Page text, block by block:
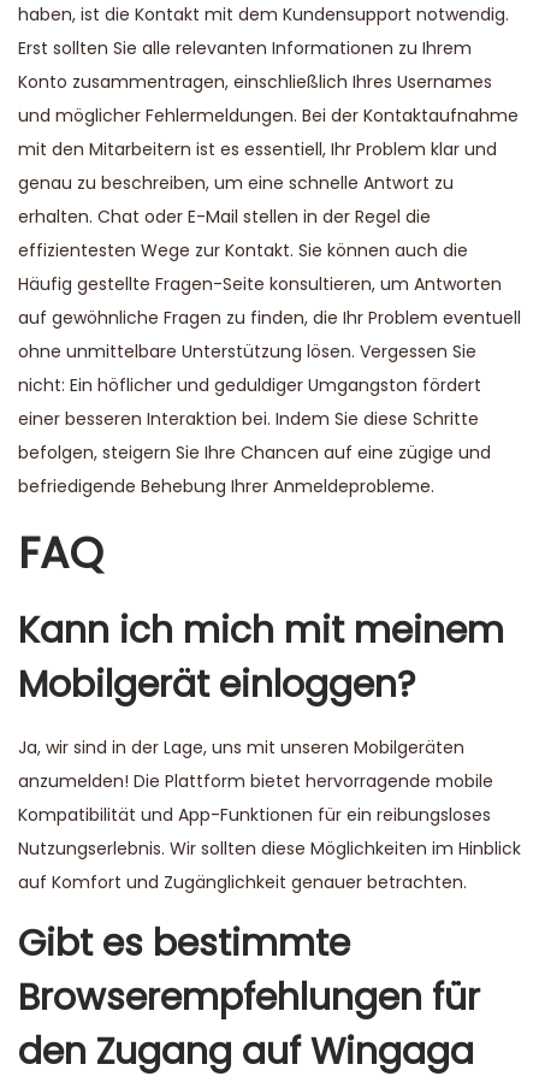
haben, ist die Kontakt mit dem Kundensupport notwendig.
Erst sollten Sie alle relevanten Informationen zu Ihrem
Konto zusammentragen, einschließlich Ihres Usernames
und möglicher Fehlermeldungen. Bei der Kontaktaufnahme
mit den Mitarbeitern ist es essentiell, Ihr Problem klar und
genau zu beschreiben, um eine schnelle Antwort zu
erhalten. Chat oder E-Mail stellen in der Regel die
effizientesten Wege zur Kontakt. Sie können auch die
Häufig gestellte Fragen-Seite konsultieren, um Antworten
auf gewöhnliche Fragen zu finden, die Ihr Problem eventuell
ohne unmittelbare Unterstützung lösen. Vergessen Sie
nicht: Ein höflicher und geduldiger Umgangston fördert
einer besseren Interaktion bei. Indem Sie diese Schritte
befolgen, steigern Sie Ihre Chancen auf eine zügige und
befriedigende Behebung Ihrer Anmeldeprobleme.
FAQ
Kann ich mich mit meinem
Mobilgerät einloggen?
Ja, wir sind in der Lage, uns mit unseren Mobilgeräten
anzumelden! Die Plattform bietet hervorragende mobile
Kompatibilität und App-Funktionen für ein reibungsloses
Nutzungserlebnis. Wir sollten diese Möglichkeiten im Hinblick
auf Komfort und Zugänglichkeit genauer betrachten.
Gibt es bestimmte
Browserempfehlungen für
den Zugang auf Wingaga